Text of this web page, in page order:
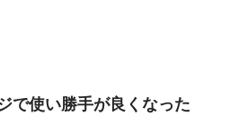
で使い勝手が良くなった